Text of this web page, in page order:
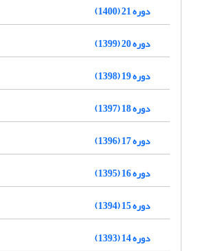
دوره 21 (1400)
دوره 20 (1399)
دوره 19 (1398)
دوره 18 (1397)
دوره 17 (1396)
دوره 16 (1395)
دوره 15 (1394)
دوره 14 (1393)